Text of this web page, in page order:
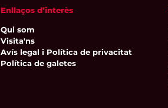
Enllaços d’interès
Qui som
Visita'ns
Avís legal i Política de privacitat
Política de galetes